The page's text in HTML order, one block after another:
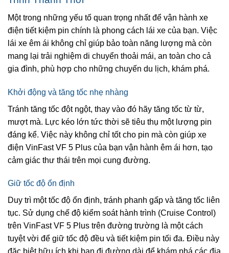
Một trong những yếu tố quan trọng nhất để vận hành xe
điện tiết kiệm pin chính là phong cách lái xe của bạn. Việc
lái xe êm ái không chỉ giúp bảo toàn năng lượng mà còn
mang lại trải nghiệm di chuyển thoải mái, an toàn cho cả
gia đình, phù hợp cho những chuyến du lịch, khám phá.
Khởi động và tăng tốc nhẹ nhàng
Tránh tăng tốc đột ngột, thay vào đó hãy tăng tốc từ từ,
mượt mà. Lực kéo lớn tức thời sẽ tiêu thụ một lượng pin
đáng kể. Việc này không chỉ tốt cho pin mà còn giúp xe
điện VinFast VF 5 Plus của bạn vận hành êm ái hơn, tạo
cảm giác thư thái trên mọi cung đường.
Giữ tốc độ ổn định
Duy trì một tốc độ ổn định, tránh phanh gấp và tăng tốc liên
tục. Sử dụng chế độ kiểm soát hành trình (Cruise Control)
trên VinFast VF 5 Plus trên đường trường là một cách
tuyệt vời để giữ tốc độ đều và tiết kiệm pin tối đa. Điều này